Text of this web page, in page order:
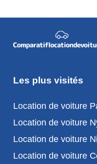
Les plus visités
Location de voiture
Location de voiture
Location de voiture
Location de voiture